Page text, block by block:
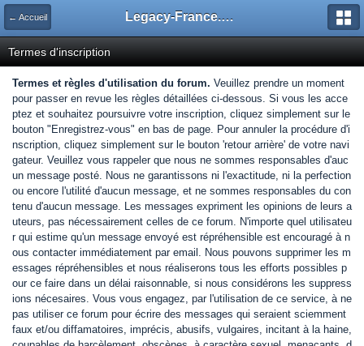
← Accueil Legacy-France.org - Forum
Termes d'inscription
Termes et règles d'utilisation du forum. Veuillez prendre un moment
pour passer en revue les règles détaillées ci-dessous. Si vous les acce
ptez et souhaitez poursuivre votre inscription, cliquez simplement sur le
bouton "Enregistrez-vous" en bas de page. Pour annuler la procédure d'i
nscription, cliquez simplement sur le bouton 'retour arrière' de votre navi
gateur. Veuillez vous rappeler que nous ne sommes responsables d'auc
un message posté. Nous ne garantissons ni l'exactitude, ni la perfection
ou encore l'utilité d'aucun message, et ne sommes responsables du con
tenu d'aucun message. Les messages expriment les opinions de leurs a
uteurs, pas nécessairement celles de ce forum. N'importe quel utilisateu
r qui estime qu'un message envoyé est répréhensible est encouragé à n
ous contacter immédiatement par email. Nous pouvons supprimer les m
essages répréhensibles et nous réaliserons tous les efforts possibles p
our ce faire dans un délai raisonnable, si nous considérons les suppress
ions nécesaires. Vous vous engagez, par l'utilisation de ce service, à ne
pas utiliser ce forum pour écrire des messages qui seraient sciemment
faux et/ou diffamatoires, imprécis, abusifs, vulgaires, incitant à la haine,